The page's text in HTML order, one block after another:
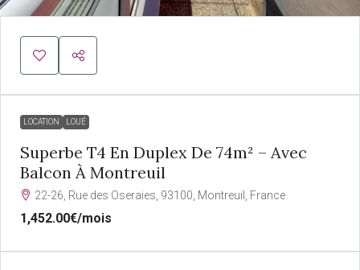
LOCATION LOUÉ
Superbe T4 En Duplex De 74m² – Avec
Balcon À Montreuil
22-26, Rue des Oseraies, 93100, Montreuil, France
1,452.00€/mois